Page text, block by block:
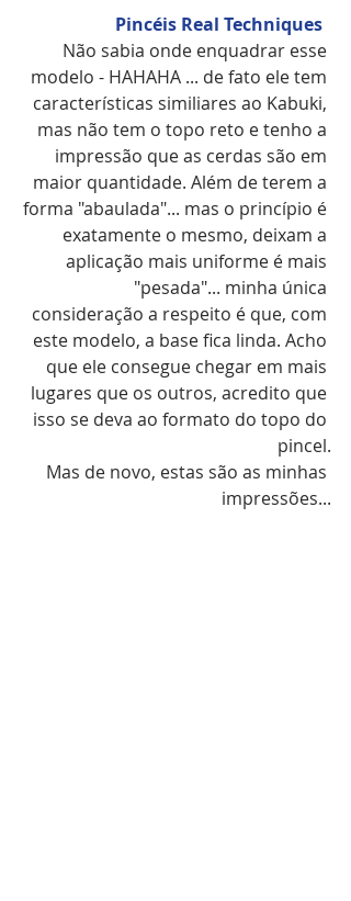
Pincéis Real Techniques
Não sabia onde enquadrar esse
modelo - HAHAHA ... de fato ele tem
características similiares ao Kabuki,
mas não tem o topo reto e tenho a
impressão que as cerdas são em
maior quantidade. Além de terem a
forma "abaulada"... mas o princípio é
exatamente o mesmo, deixam a
aplicação mais uniforme é mais
"pesada"... minha única
consideração a respeito é que, com
este modelo, a base fica linda. Acho
que ele consegue chegar em mais
lugares que os outros, acredito que
isso se deva ao formato do topo do
pincel.
Mas de novo, estas são as minhas
impressões...